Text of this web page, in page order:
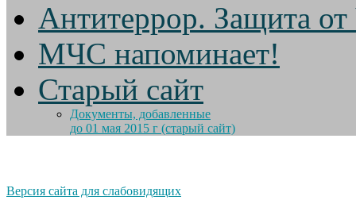
Антитеррор. Защита
МЧС напоминает!
Старый сайт
Документы, добавленные
до 01 мая 2015 г (старый сайт)
Версия сайта для слабовидящих